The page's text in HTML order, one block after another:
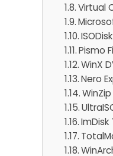
Virtual
ISODisk
Pismo
WinX
Nero
WinZip
ImDisk